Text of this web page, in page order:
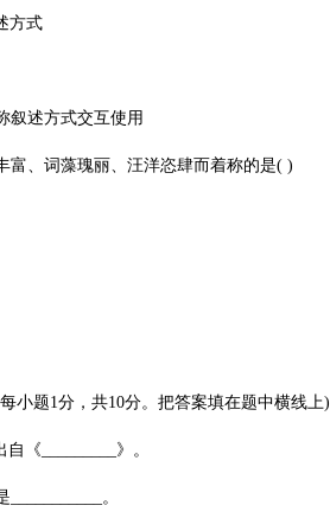
方式
叙述方式交互使用
富、词藻瑰丽、汪洋恣肆而着称的是( )
小题1分，共10分。把答案填在题中横线上)
《_________》。
。